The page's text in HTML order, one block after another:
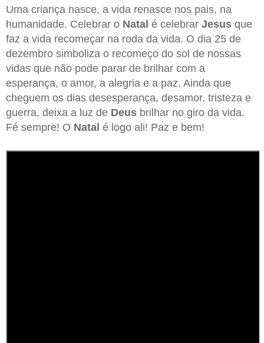
Uma criança nasce, a vida renasce nos pais, na
humanidade. Celebrar o Natal é celebrar Jesus que
faz a vida recomeçar na roda da vida. O dia 25 de
dezembro simboliza o recomeço do sol de nossas
vidas que não pode parar de brilhar com a
esperança, o amor, a alegria e a paz. Ainda que
cheguem os dias desesperança, desamor, tristeza e
guerra, deixa a luz de Deus brilhar no giro da vida.
Fé sempre! O Natal é logo ali! Paz e bem!